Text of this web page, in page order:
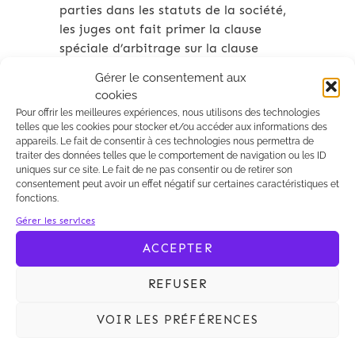
Gérer le consentement aux
cookies
Pour offrir les meilleures expériences, nous utilisons des technologies
telles que les cookies pour stocker et/ou accéder aux informations des
appareils. Le fait de consentir à ces technologies nous permettra de
traiter des données telles que le comportement de navigation ou les ID
uniques sur ce site. Le fait de ne pas consentir ou de retirer son
consentement peut avoir un effet négatif sur certaines caractéristiques et
fonctions.
Gérer les services
ACCEPTER
REFUSER
VOIR LES PRÉFÉRENCES
parties dans les statuts de la société,
les juges ont fait primer la clause
spéciale d’arbitrage sur la clause
droit commun des tribunaux, les
conditions étant réunies pour que la
première l’emporte.